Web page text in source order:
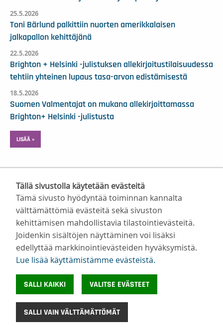
Tällä sivustolla käytetään evästeitä
Tämä sivusto hyödyntää toiminnan kannalta
välttämättömiä evästeitä sekä sivuston
kehittämisen mahdollistavia tilastointievästeitä.
Joidenkin sisältöjen näyttäminen voi lisäksi
edellyttää markkinointievästeiden hyväksymistä.
Lue lisää käyttämistämme evästeistä.​​​​​​
SALLI KAIKKI
SALLI VAIN VÄLTTÄMÄTTÖMÄT
VALITSE EVÄSTEET
25.5.2026
Toni Bärlund palkittiin nuorten amerikkalaisen
jalkapallon kehittäjänä
22.5.2026
Brighton + Helsinki -julistuksen allekirjoitustilaisuudessa
tehtiin yhteinen lupaus tasa-arvon edistämisestä
18.5.2026
Suomen Valmentajat on mukana allekirjoittamassa
Brighton+ Helsinki -julistusta
LISÄÄ »
Suomen Valmentajat ry
Valimotie 10, 00380 Helsinki
toimisto@suomenvalmentajat.fi
Kaikki yhteystiedot
Tietosuoja
Evästeiden käyttö
©Suomen Valmentajat 2026